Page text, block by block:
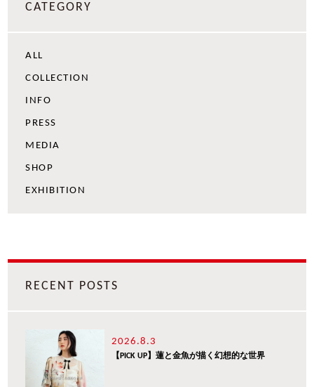
CATEGORY
ALL
COLLECTION
INFO
PRESS
MEDIA
SHOP
EXHIBITION
RECENT POSTS
2026.8.3
【PICK UP】蓮と金魚が描く幻想的な世界